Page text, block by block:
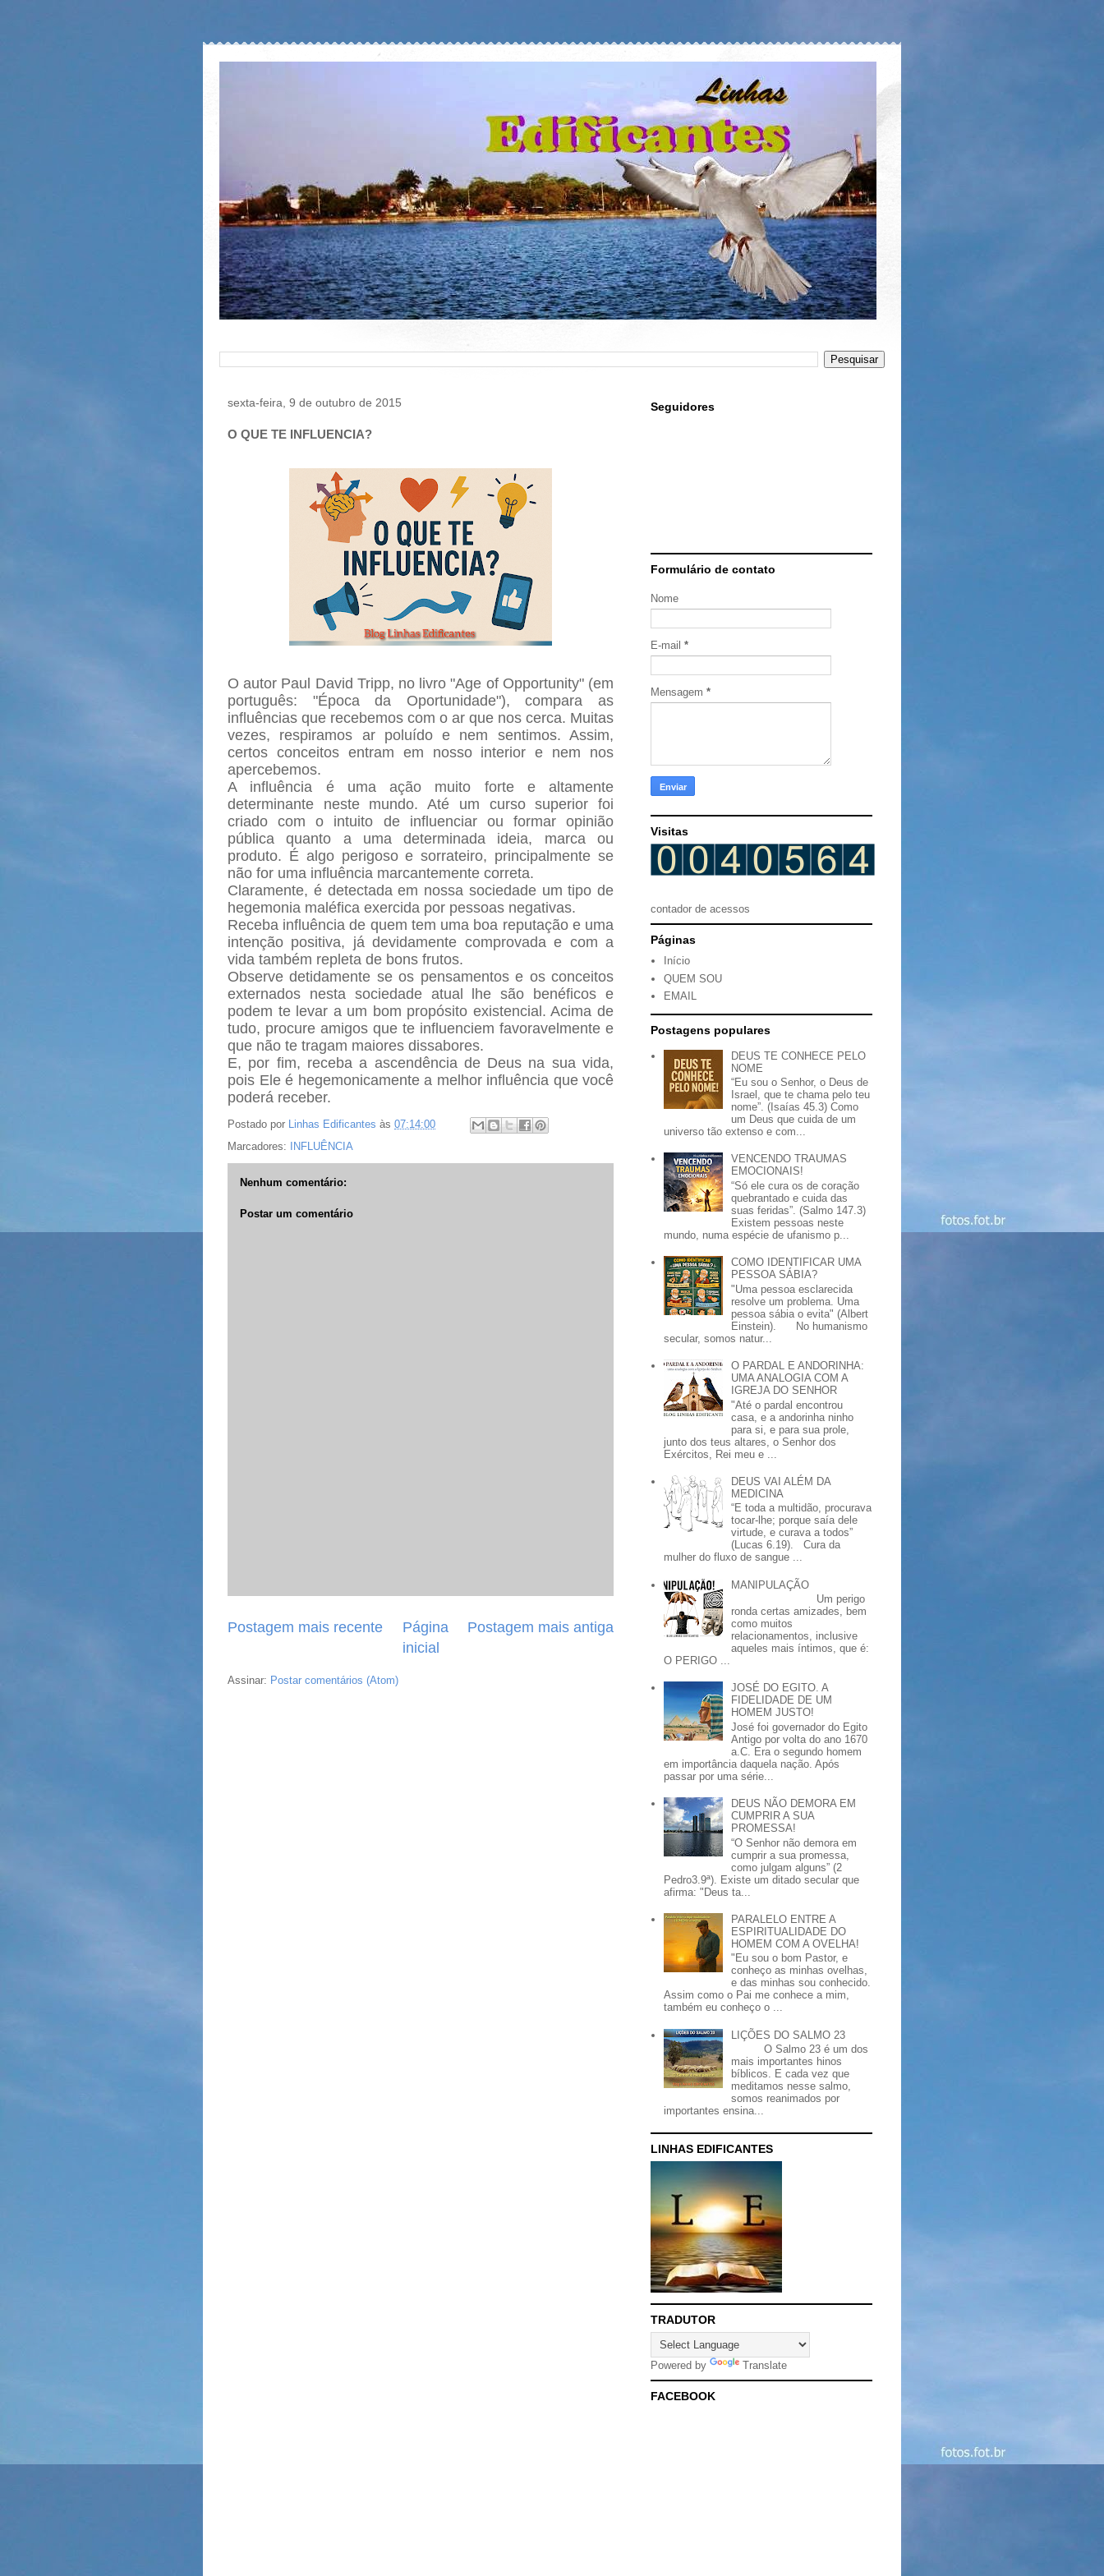
sexta-feira, 9 de outubro de 2015
O QUE TE INFLUENCIA?
O autor Paul David Tripp, no livro "Age of Opportunity" (em
português: "Época da Oportunidade"), compara as
influências que recebemos com o ar que nos cerca. Muitas
vezes, respiramos ar poluído e nem sentimos. Assim,
certos conceitos entram em nosso interior e nem nos
apercebemos.
A influência é uma ação muito forte e altamente
determinante neste mundo. Até um curso superior foi
criado com o intuito de influenciar ou formar opinião
pública quanto a uma determinada ideia, marca ou
produto. É algo perigoso e sorrateiro, principalmente se
não for uma influência marcantemente correta.
Claramente, é detectada em nossa sociedade um tipo de
hegemonia maléfica exercida por pessoas negativas.
Receba influência de quem tem uma boa reputação e uma
intenção positiva, já devidamente comprovada e com a
vida também repleta de bons frutos.
Observe detidamente se os pensamentos e os conceitos
externados nesta sociedade atual lhe são benéficos e
podem te levar a um bom propósito existencial. Acima de
tudo, procure amigos que te influenciem favoravelmente e
que não te tragam maiores dissabores.
E, por fim, receba a ascendência de Deus na sua vida,
pois Ele é hegemonicamente a melhor influência que você
poderá receber.
Postado por Linhas Edificantes às 07:14:00
Marcadores:
INFLUÊNCIA
Nenhum comentário:
Postar um comentário
Postagem mais recente Postagem mais antiga
Página
inicial
Assinar: Postar comentários (Atom)
Seguidores
Formulário de contato
Nome
E-mail *
Mensagem *
Visitas
contador de acessos
Páginas
Início
QUEM SOU
EMAIL
Postagens populares
DEUS TE CONHECE PELO
NOME
“Eu sou o Senhor, o Deus de
Israel, que te chama pelo teu
nome”. (Isaías 45.3) Como
um Deus que cuida de um
universo tão extenso e com...
VENCENDO TRAUMAS
EMOCIONAIS!
“Só ele cura os de coração
quebrantado e cuida das
suas feridas”. (Salmo 147.3)
Existem pessoas neste
mundo, numa espécie de ufanismo p...
COMO IDENTIFICAR UMA
PESSOA SÁBIA?
"Uma pessoa esclarecida
resolve um problema. Uma
pessoa sábia o evita" (Albert
Einstein). No humanismo
secular, somos natur...
O PARDAL E ANDORINHA:
UMA ANALOGIA COM A
IGREJA DO SENHOR
"Até o pardal encontrou
casa, e a andorinha ninho
para si, e para sua prole,
junto dos teus altares, o Senhor dos
Exércitos, Rei meu e ...
DEUS VAI ALÉM DA
MEDICINA
“E toda a multidão, procurava
tocar-lhe; porque saía dele
virtude, e curava a todos”
(Lucas 6.19). Cura da
mulher do fluxo de sangue ...
MANIPULAÇÃO
Um perigo
ronda certas amizades, bem
como muitos
relacionamentos, inclusive
aqueles mais íntimos, que é:
O PERIGO ...
JOSÉ DO EGITO. A
FIDELIDADE DE UM
HOMEM JUSTO!
José foi governador do Egito
Antigo por volta do ano 1670
a.C. Era o segundo homem
em importância daquela nação. Após
passar por uma série...
DEUS NÃO DEMORA EM
CUMPRIR A SUA
PROMESSA!
“O Senhor não demora em
cumprir a sua promessa,
como julgam alguns” (2
Pedro3.9ª). Existe um ditado secular que
afirma: "Deus ta...
PARALELO ENTRE A
ESPIRITUALIDADE DO
HOMEM COM A OVELHA!
"Eu sou o bom Pastor, e
conheço as minhas ovelhas,
e das minhas sou conhecido.
Assim como o Pai me conhece a mim,
também eu conheço o ...
LIÇÕES DO SALMO 23
O Salmo 23 é um dos
mais importantes hinos
bíblicos. E cada vez que
meditamos nesse salmo,
somos reanimados por
importantes ensina...
LINHAS EDIFICANTES
TRADUTOR
Powered by Translate
FACEBOOK